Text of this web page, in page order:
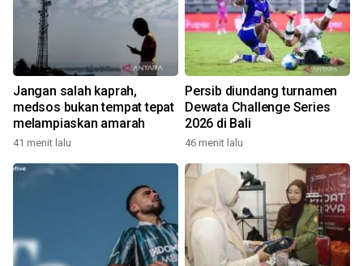
Jangan salah kaprah,
medsos bukan tempat tepat
melampiaskan amarah
41 menit lalu
Persib diundang turnamen
Dewata Challenge Series
2026 di Bali
46 menit lalu